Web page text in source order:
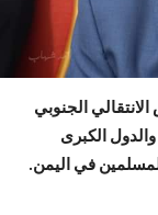
الجنوبي
الكبرى
في اليمن.